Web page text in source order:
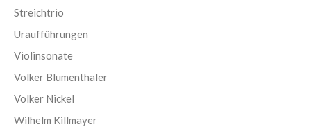
Streichtrio
Uraufführungen
Violinsonate
Volker Blumenthaler
Volker Nickel
Wilhelm Killmayer